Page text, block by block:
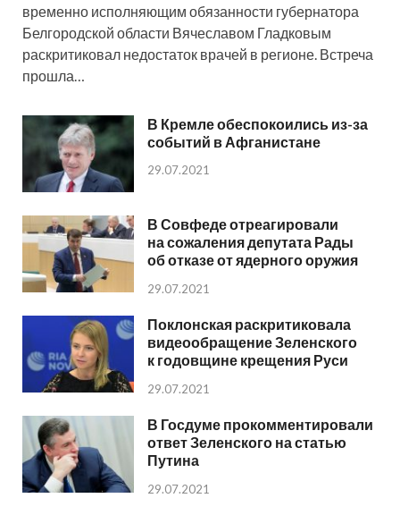
временно исполняющим обязанности губернатора
Белгородской области Вячеславом Гладковым
раскритиковал недостаток врачей в регионе. Встреча
прошла…
В Кремле обеспокоились из-за
событий в Афганистане
29.07.2021
В Совфеде отреагировали
на сожаления депутата Рады
об отказе от ядерного оружия
29.07.2021
Поклонская раскритиковала
видеообращение Зеленского
к годовщине крещения Руси
29.07.2021
В Госдуме прокомментировали
ответ Зеленского на статью
Путина
29.07.2021